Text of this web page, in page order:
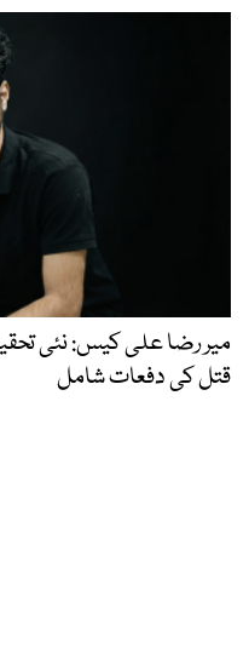
میر رضا علی کیس: نئی
قتل کی دفعات شامل